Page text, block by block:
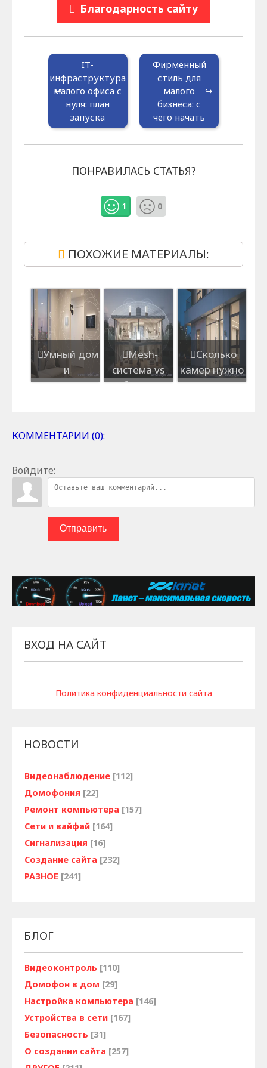
Благодарность сайту
IT-
инфраструктура
малого офиса с
нуля: план
запуска
Фирменный
стиль для
малого
бизнеса: с
чего начать
ПОНРАВИЛАСЬ СТАТЬЯ?
1 0
ПОХОЖИЕ МАТЕРИАЛЫ:
Умный дом
и
сигнализация:
Mesh-
система vs
обычный
Сколько
камер нужно
для
КОММЕНТАРИИ (0):
Войдите:
Отправить
ВХОД НА САЙТ
Политика конфиденциальности сайта
НОВОСТИ
Видеонаблюдение [112]
Домофония [22]
Ремонт компьютера [157]
Сети и вайфай [164]
Сигнализация [16]
Создание сайта [232]
РАЗНОЕ [241]
БЛОГ
Видеоконтроль [110]
Домофон в дом [29]
Настройка компьютера [146]
Устройства в сети [167]
Безопасность [31]
О создании сайта [257]